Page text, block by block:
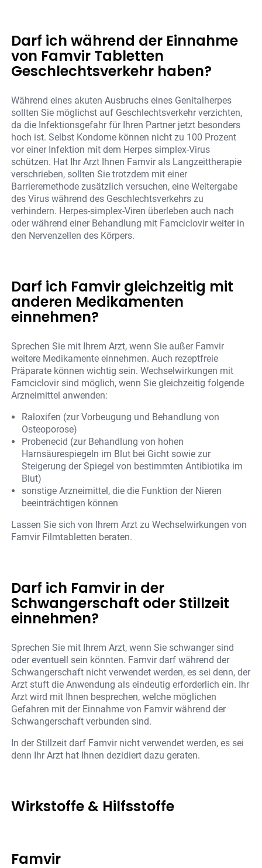
Darf ich während der Einnahme
von Famvir Tabletten
Geschlechtsverkehr haben?
Während eines akuten Ausbruchs eines Genitalherpes
sollten Sie möglichst auf Geschlechtsverkehr verzichten,
da die Infektionsgefahr für Ihren Partner jetzt besonders
hoch ist. Selbst Kondome können nicht zu 100 Prozent
vor einer Infektion mit dem Herpes simplex-Virus
schützen. Hat Ihr Arzt Ihnen Famvir als Langzeittherapie
verschrieben, sollten Sie trotzdem mit einer
Barrieremethode zusätzlich versuchen, eine Weitergabe
des Virus während des Geschlechtsverkehrs zu
verhindern. Herpes-simplex-Viren überleben auch nach
oder während einer Behandlung mit Famciclovir weiter in
den Nervenzellen des Körpers.
Darf ich Famvir gleichzeitig mit
anderen Medikamenten
einnehmen?
Sprechen Sie mit Ihrem Arzt, wenn Sie außer Famvir
weitere Medikamente einnehmen. Auch rezeptfreie
Präparate können wichtig sein. Wechselwirkungen mit
Famciclovir sind möglich, wenn Sie gleichzeitig folgende
Arzneimittel anwenden:
Raloxifen (zur Vorbeugung und Behandlung von
Osteoporose)
Probenecid (zur Behandlung von hohen
Harnsäurespiegeln im Blut bei Gicht sowie zur
Steigerung der Spiegel von bestimmten Antibiotika im
Blut)
sonstige Arzneimittel, die die Funktion der Nieren
beeinträchtigen können
Lassen Sie sich von Ihrem Arzt zu Wechselwirkungen von
Famvir Filmtabletten beraten.
Darf ich Famvir in der
Schwangerschaft oder Stillzeit
einnehmen?
Sprechen Sie mit Ihrem Arzt, wenn Sie schwanger sind
oder eventuell sein könnten. Famvir darf während der
Schwangerschaft nicht verwendet werden, es sei denn, der
Arzt stuft die Anwendung als eindeutig erforderlich ein. Ihr
Arzt wird mit Ihnen besprechen, welche möglichen
Gefahren mit der Einnahme von Famvir während der
Schwangerschaft verbunden sind.
In der Stillzeit darf Famvir nicht verwendet werden, es sei
denn Ihr Arzt hat Ihnen dezidiert dazu geraten.
Wirkstoffe & Hilfsstoffe
Famvir